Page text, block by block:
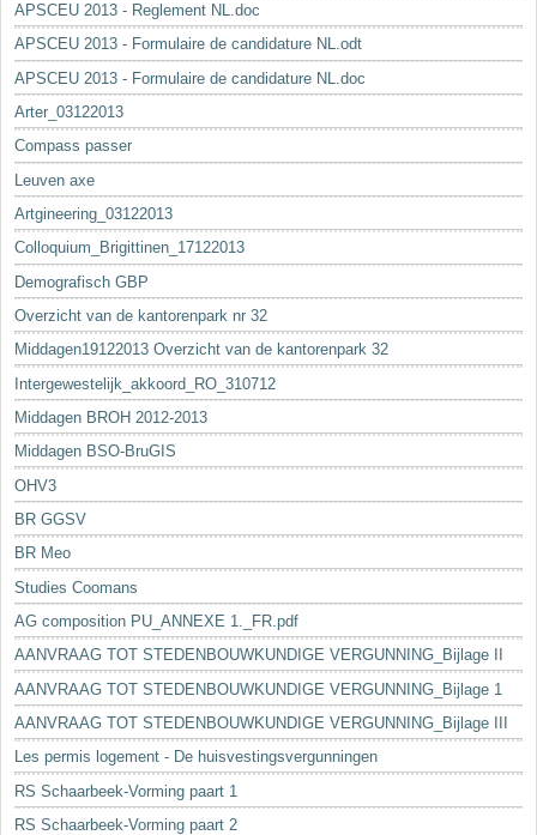
APSCEU 2013 - Reglement NL.doc
APSCEU 2013 - Formulaire de candidature NL.odt
APSCEU 2013 - Formulaire de candidature NL.doc
Arter_03122013
Compass passer
Leuven axe
Artgineering_03122013
Colloquium_Brigittinen_17122013
Demografisch GBP
Overzicht van de kantorenpark nr 32
Middagen19122013 Overzicht van de kantorenpark 32
Intergewestelijk_akkoord_RO_310712
Middagen BROH 2012-2013
Middagen BSO-BruGIS
OHV3
BR GGSV
BR Meo
Studies Coomans
AG composition PU_ANNEXE 1._FR.pdf
AANVRAAG TOT STEDENBOUWKUNDIGE VERGUNNING_Bijlage II
AANVRAAG TOT STEDENBOUWKUNDIGE VERGUNNING_Bijlage 1
AANVRAAG TOT STEDENBOUWKUNDIGE VERGUNNING_Bijlage III
Les permis logement - De huisvestingsvergunningen
RS Schaarbeek-Vorming paart 1
RS Schaarbeek-Vorming paart 2